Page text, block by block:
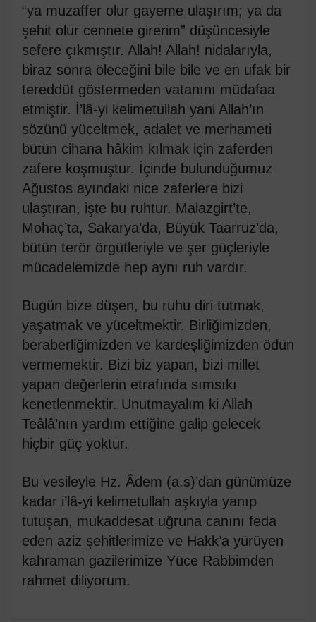
“ya muzaffer olur gayeme ulaşırım; ya da
şehit olur cennete girerim” düşüncesiyle
sefere çıkmıştır. Allah! Allah! nidalarıyla,
biraz sonra öleceğini bile bile ve en ufak bir
tereddüt göstermeden vatanını müdafaa
etmiştir. İ’lâ-yi kelimetullah yani Allah’ın
sözünü yüceltmek, adalet ve merhameti
bütün cihana hâkim kılmak için zaferden
zafere koşmuştur. İçinde bulunduğumuz
Ağustos ayındaki nice zaferlere bizi
ulaştıran, işte bu ruhtur. Malazgirt’te,
Mohaç’ta, Sakarya’da, Büyük Taarruz’da,
bütün terör örgütleriyle ve şer güçleriyle
mücadelemizde hep aynı ruh vardır.
Bugün bize düşen, bu ruhu diri tutmak,
yaşatmak ve yüceltmektir. Birliğimizden,
beraberliğimizden ve kardeşliğimizden ödün
vermemektir. Bizi biz yapan, bizi millet
yapan değerlerin etrafında sımsıkı
kenetlenmektir. Unutmayalım ki Allah
Teâlâ’nın yardım ettiğine galip gelecek
hiçbir güç yoktur.
Bu vesileyle Hz. Âdem (a.s)’dan günümüze
kadar i’lâ-yi kelimetullah aşkıyla yanıp
tutuşan, mukaddesat uğruna canını feda
eden aziz şehitlerimize ve Hakk’a yürüyen
kahraman gazilerimize Yüce Rabbimden
rahmet diliyorum.